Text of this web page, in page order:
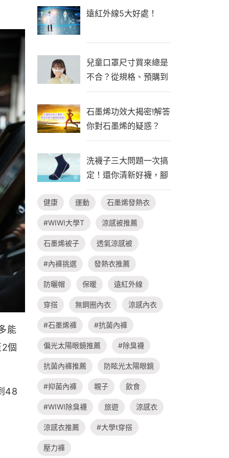
能
個
48
遠紅外線5大好處！
兒童口罩尺寸買來總是
不合？從規格、預購到
自製一次看懂！
石墨烯功效大揭密!解答
你對石墨烯的疑惑？
洗襪子三大問題一次搞
定！還你清新好襪，腳
臭不隨行
健康 運動 石墨烯發熱衣
#WIWI大學T 涼感被推薦
石墨烯被子 透氣涼感被
#內褲挑選 發熱衣推薦
防曬帽 保暖 遠紅外線
穿搭 無鋼圈內衣 涼感內衣
#石墨烯褲 #抗菌內褲
偏光太陽眼鏡推薦 #除臭襪
抗菌內褲推薦 防眩光太陽眼鏡
#抑菌內褲 親子 飲食
#WIWI除臭襪 旅遊 涼感衣
涼感衣推薦 #大學t穿搭
壓力褲